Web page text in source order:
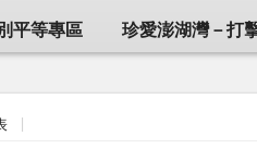
平等專區 珍愛澎湖灣－打